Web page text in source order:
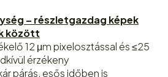
– részletgazdag képek
között
12 μm pixelosztással és ≤25
érzékeny
párás, esős időben is